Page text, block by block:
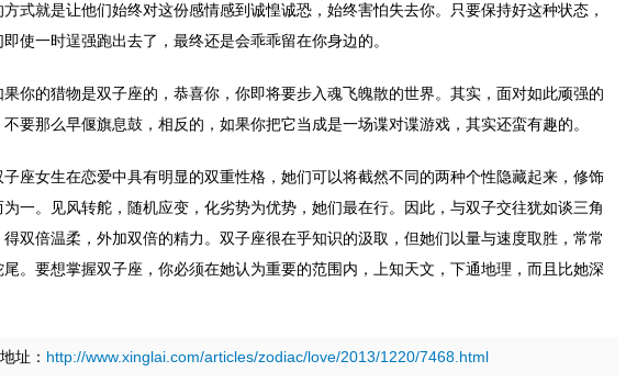
方式就是让他们始终对这份感情感到诚惶诚恐，始终害怕失去你。只要保持好这种状态，
使一时逞强跑出去了，最终还是会乖乖留在你身边的。
果你的猎物是双子座的，恭喜你，你即将要步入魂飞魄散的世界。其实，面对如此顽强的
不要那么早偃旗息鼓，相反的，如果你把它当成是一场谍对谍游戏，其实还蛮有趣的。
子座女生在恋爱中具有明显的双重性格，她们可以将截然不同的两种个性隐藏起来，修饰
为一。见风转舵，随机应变，化劣势为优势，她们最在行。因此，与双子交往犹如谈三角
得双倍温柔，外加双倍的精力。双子座很在乎知识的汲取，但她们以量与速度取胜，常常
尾。要想掌握双子座，你必须在她认为重要的范围内，上知天文，下通地理，而且比她深
址： http://www.xinglai.com/articles/zodiac/love/2013/1220/7468.html